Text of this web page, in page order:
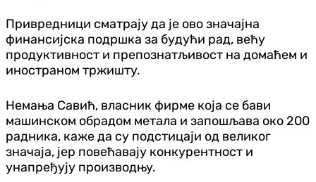
Привредници сматрају да је ово значајна
финансијска подршка за будући рад, већу
продуктивност и препознатљивост на домаћем и
иностраном тржишту.
Немања Савић, власник фирме која се бави
машинском обрадом метала и запошљава око 200
радника, каже да су подстицаји од великог
значаја, јер повећавају конкурентност и
унапређују производњу.